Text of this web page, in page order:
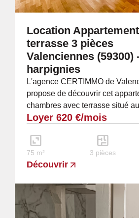
Location
terrasse 3 pièces
Valenciennes (59300)
harpignies
L'agence CERTIMMO de
propose de découvrir cet
chambres avec terrasse situé
sans ascensseur. Le séjour et la
Loyer 620 €/mois
75 m² 3 pièces
Découvrir